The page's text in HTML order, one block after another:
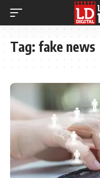
Tag: fake news